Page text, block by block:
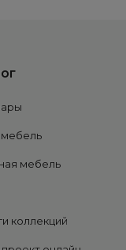
мебель
коллекций